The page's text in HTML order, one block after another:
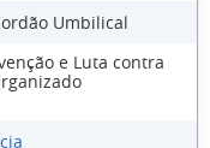
Umbilical
e Luta contra